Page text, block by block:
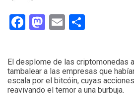
Facebook
Mastodon
Email
El desplome de las criptomonedas
tambalear a las empresas que
escala por el bitcóin, cuyas
reavivando el temor a una burbuja.